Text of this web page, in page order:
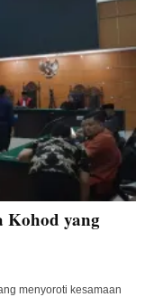
Kohod yang
menyoroti kesamaan